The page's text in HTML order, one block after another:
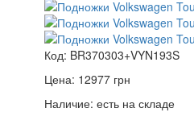
Код: BR370303+VYN193S
Цена: 12977 грн
Наличие: есть на складе